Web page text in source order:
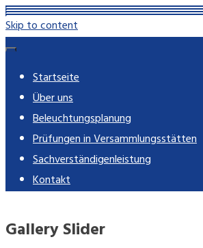
Skip to content
rose-imming.de
Ingenieur-Partnerschaft mbB – beratende
Startseite
Über uns
Beleuchtungsplanung
Prüfungen in Versammlungsstätten
Sachverständigenleistung
Kontakt
Gallery Slider